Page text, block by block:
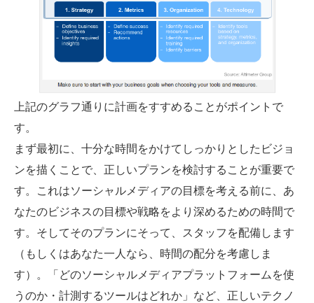
上記のグラフ通りに計画をすすめることがポイントで
す。
まず最初に、十分な時間をかけてしっかりとしたビジョ
ンを描くことで、正しいプランを検討することが重要で
す。これはソーシャルメディアの目標を考える前に、あ
なたのビジネスの目標や戦略をより深めるための時間で
す。そしてそのプランにそって、スタッフを配備します
（もしくはあなた一人なら、時間の配分を考慮しま
す）。「どのソーシャルメディアプラットフォームを使
うのか・計測するツールはどれか」など、正しいテクノ